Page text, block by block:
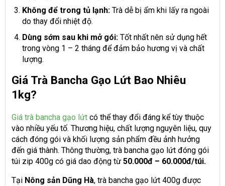
Không để trong tủ lạnh:Trà dễ bị ẩm khi lấy ra ngoài
do thay đổi nhiệt độ.
Dùng sớm sau khi mở gói:Tốt nhất nên sử dụng hết
trong vòng 1 – 2 tháng để đảm bảo hương vị và chất
lượng.
Giá Trà Bancha Gạo Lứt Bao Nhiêu
1kg?
Giá trà bancha gạo lứt có thể thay đổi đáng kể tùy thuộc
vào nhiều yếu tố. Thương hiệu, chất lượng nguyên liệu, quy
cách đóng gói và khối lượng sản phẩm đều ảnh hưởng
đến giá thành. Thông thường, trà bancha gạo lứt đóng gói
túi zip 400g có giá dao động từ 50.000đ – 60.000đ/túi.
Tại Nông sản Dũng Hà, trà bancha gạo lứt 400g được